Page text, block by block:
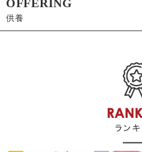
OFFERING
供養